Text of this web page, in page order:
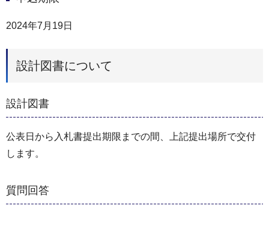
2024年7月19日
設計図書について
設計図書
公表日から入札書提出期限までの間、上記提出場所で交付
します。
質問回答